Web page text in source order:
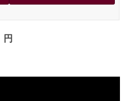
円